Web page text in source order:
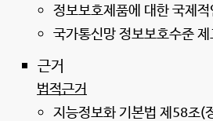
정보보호제품에 대한 국제
국가통신망 정보보호수준
근거
법적근거
지능정보화 기본법 제58조(